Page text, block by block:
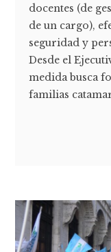
docentes (de
de un cargo),
seguridad y
Desde el
medida busca
familias